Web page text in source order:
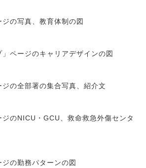
ジの写真、教育体制の図
」ページのキャリアデザインの図
ジの全部署の集合写真、紹介文
ジのNICU・GCU、救命救急外傷センタ
ジの勤務パターンの図